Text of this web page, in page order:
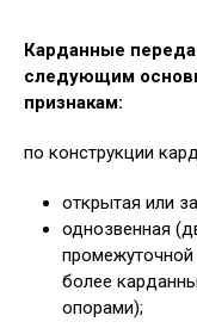
Карданные
следующим
признакам:
по конструкции
открытая или
однозвенная
более
опорами);